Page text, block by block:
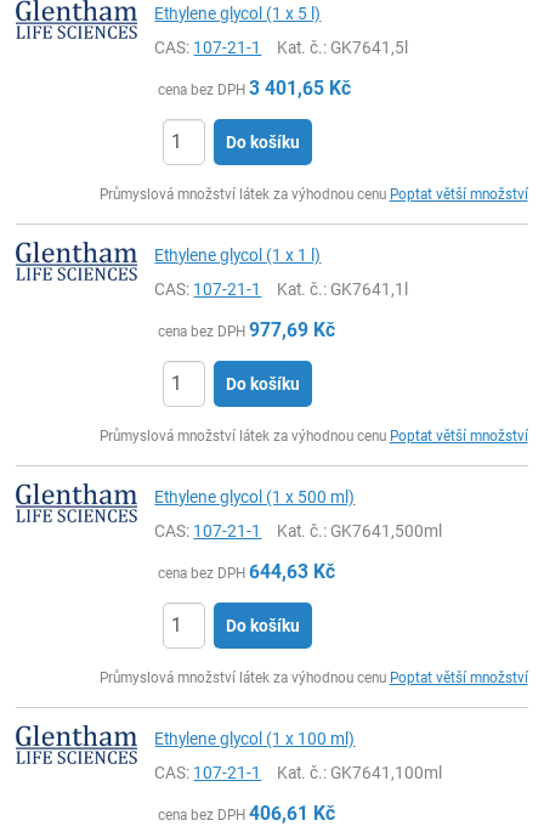
Ethylene glycol (1 x 5 l)
CAS: 107-21-1 Kat. č.: GK7641,5l
cena bez DPH 3 401,65 Kč
Do košíku
Průmyslová množství látek za výhodnou cenu Poptat větší množství
Ethylene glycol (1 x 1 l)
CAS: 107-21-1 Kat. č.: GK7641,1l
cena bez DPH 977,69 Kč
Do košíku
Průmyslová množství látek za výhodnou cenu Poptat větší množství
Ethylene glycol (1 x 500 ml)
CAS: 107-21-1 Kat. č.: GK7641,500ml
cena bez DPH 644,63 Kč
Do košíku
Průmyslová množství látek za výhodnou cenu Poptat větší množství
Ethylene glycol (1 x 100 ml)
CAS: 107-21-1 Kat. č.: GK7641,100ml
cena bez DPH 406,61 Kč